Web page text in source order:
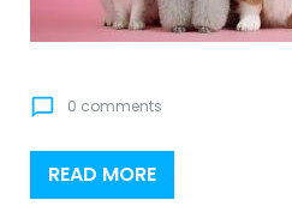
e
s
t
i
chat_bubble_outline 0 comments
READ MORE